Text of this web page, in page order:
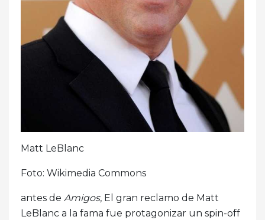
Matt LeBlanc
Foto: Wikimedia Commons
antes de Amigos, El gran reclamo de Matt
LeBlanc a la fama fue protagonizar un spin-off